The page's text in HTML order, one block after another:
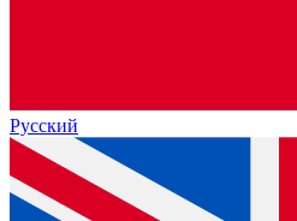
Русский